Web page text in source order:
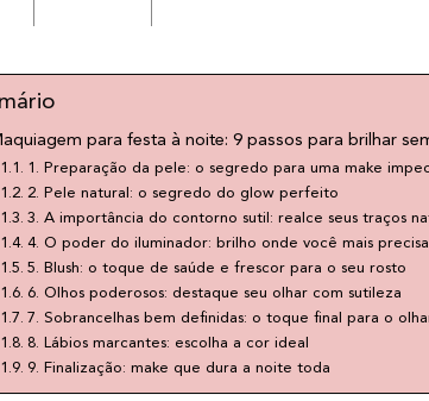
para festa à noite: 9 passos para brilhar
1. Preparação da pele: o segredo para uma make
2. Pele natural: o segredo do glow perfeito
3. A importância do contorno sutil: realce seus traços
4. O poder do iluminador: brilho onde você mais precisa
5. Blush: o toque de saúde e frescor para o seu rosto
6. Olhos poderosos: destaque seu olhar com sutileza
7. Sobrancelhas bem definidas: o toque final para o
8. Lábios marcantes: escolha a cor ideal
9. Finalização: make que dura a noite toda